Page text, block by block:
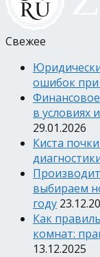
Свежее
ошибок
в условиях
29.01.2026
Киста
выбираем
году
Как
комнат:
13.12.2025